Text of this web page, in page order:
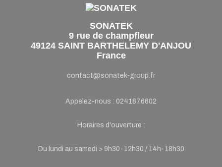
SONATEK
9 rue de champfleur
49124 SAINT BARTHELEMY D'ANJOU
France
contact@sonatek-group.fr
Appelez-nous : 0241876602
Horaires d'ouverture :
Du lundi au samedi > 9h30-12h30 / 14h-18h30